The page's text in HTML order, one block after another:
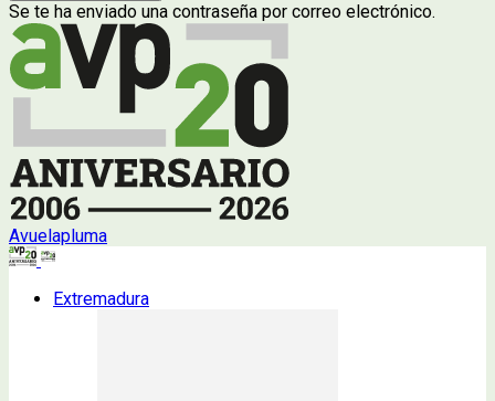
Se te ha enviado una contraseña por correo electrónico.
Avuelapluma
Extremadura